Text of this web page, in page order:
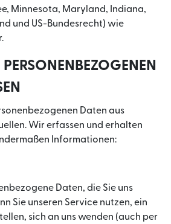
Minnesota, Maryland, Indiana,
und US-Bundesrecht) wie
Daten aus
Wir erfassen und erhalten
Informationen:
Daten, die Sie uns
Sie unseren Service nutzen, ein
sich an uns wenden (auch per